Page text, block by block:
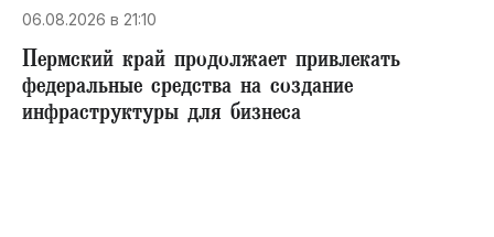
06.08.2026 в 21:10
Пермский край продолжает привлекать
федеральные средства на создание
инфраструктуры для бизнеса